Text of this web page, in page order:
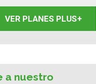
VER PLANES PLUS+
a nuestro